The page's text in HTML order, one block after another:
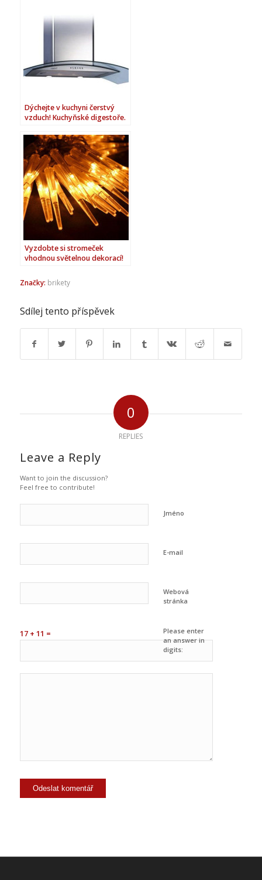
Dýchejte v kuchyni čerstvý
vzduch! Kuchyňské digestoře.
Vyzdobte si stromeček
vhodnou světelnou dekorací!
Značky: brikety
Sdílej tento příspěvek
0
REPLIES
Leave a Reply
Want to join the discussion?
Feel free to contribute!
Jméno
E-mail
Webová
stránka
Please enter
an answer in
digits:
17 + 11 =